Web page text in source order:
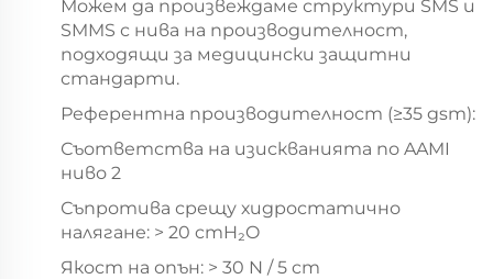
Можем да произвеждаме структури SMS и
SMMS с нива на производителност,
подходящи за медицински защитни
стандарти.
Референтна производителност (≥35 gsm):
Съответства на изискванията по AAMI
ниво 2
Съпротива срещу хидростатично
налягане: > 20 cmH₂O
Якост на опън: > 30 N / 5 cm